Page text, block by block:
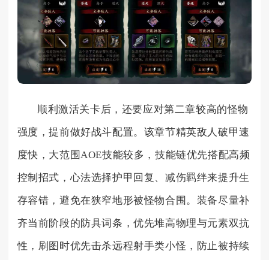
顺利激活关卡后，还要应对第二章较高的怪物
强度，提前做好战斗配置。该章节精英敌人破甲速
度快，大范围AOE技能较多，技能链优先搭配高频
控制招式，心法选择护甲回复、减伤羁绊来提升生
存容错，避免在狭窄地形被怪物合围。装备尽量补
齐当前阶段的防具词条，优先堆高物理与元素双抗
性，刷图时优先击杀远程射手类小怪，防止被持续